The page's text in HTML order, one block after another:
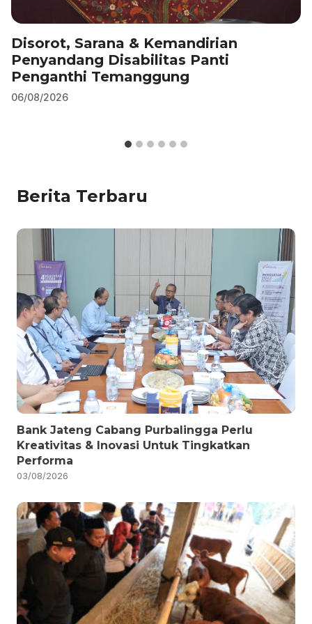
Disorot, Sarana & Kemandirian
Penyandang Disabilitas Panti
Penganthi Temanggung
06/08/2026
Berita Terbaru
Bank Jateng Cabang Purbalingga Perlu
Kreativitas & Inovasi Untuk Tingkatkan
Performa
03/08/2026